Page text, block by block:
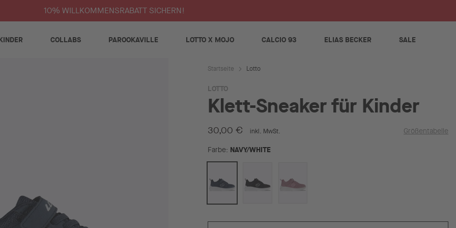
10% WILLKOMMENSRABATT SICHERN!
COLLABS PAROOKAVILLE LOTTO X MOJO CALCIO 93 ELIAS BECKER SALE
LOTTO
Klett-Sneaker für Kinder
30,00 € inkl. MwSt. Größentabelle
Farbe NAVY/WHITE
Startseite Lotto